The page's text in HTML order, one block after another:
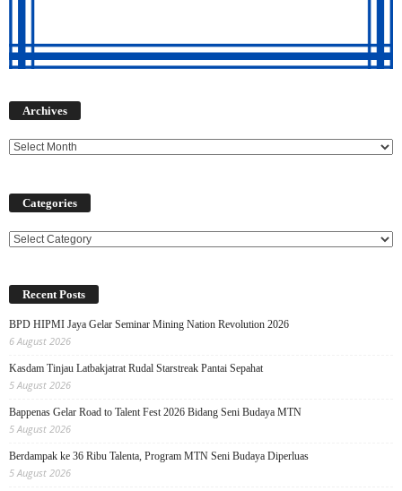
Archives
Categories
Categories
Recent Posts
BPD HIPMI Jaya Gelar Seminar Mining Nation Revolution 2026
6 August 2026
Kasdam Tinjau Latbakjatrat Rudal Starstreak Pantai Sepahat
5 August 2026
Bappenas Gelar Road to Talent Fest 2026 Bidang Seni Budaya MTN
5 August 2026
Berdampak ke 36 Ribu Talenta, Program MTN Seni Budaya Diperluas
5 August 2026